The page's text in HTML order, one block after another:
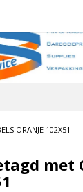
ORANJE 102X51
met